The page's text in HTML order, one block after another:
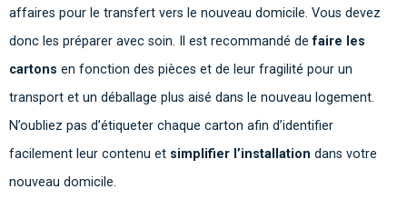
affaires pour le transfert vers le nouveau domicile. Vous devez
donc les préparer avec soin. Il est recommandé defaire les
cartons en fonction des pièces et de leur fragilité pour un
transport et un déballage plus aisé dans le nouveau logement.
N’oubliez pas d’étiqueter chaque carton afin d’identifier
facilement leur contenu et simplifier l’installation dans votre
nouveau domicile.